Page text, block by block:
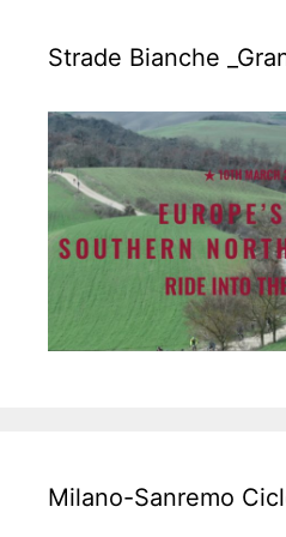
Strade Bianche
Milano-Sanremo